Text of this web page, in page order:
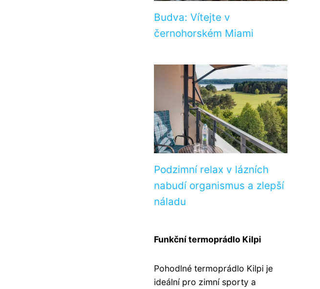
Budva: Vítejte v
černohorském Miami
Podzimní relax v lázních
nabudí organismus a zlepší
náladu
Funkční termoprádlo Kilpi
Pohodlné termoprádlo Kilpi je
ideální pro zimní sporty a